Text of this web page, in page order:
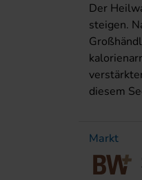
Der
steigen.
diesem
Markt